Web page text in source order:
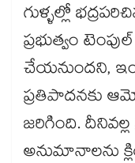
గుళ్ళల్లో
ప్రభుత్వం
చేయనుందని,
ప్రతిపాదనకు
జరిగింది.
అనుమానాలను